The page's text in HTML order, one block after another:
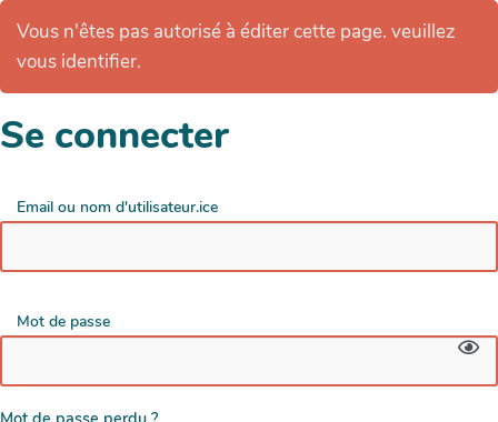
Vous n'êtes pas autorisé à éditer cette page. veuillez
vous identifier.
Se connecter
Email ou nom d'utilisateur.ice
Mot de passe